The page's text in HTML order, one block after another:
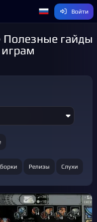
Войти
Полезные гайды
Релизы Слухи